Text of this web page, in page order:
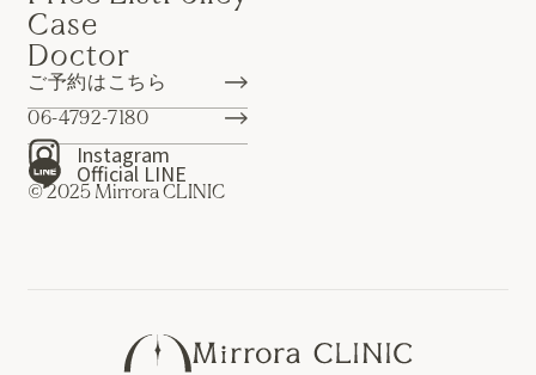
Case
Doctor
ご予約はこちら
06-4792-7180
Instagram
Official LINE
© 2025 Mirrora CLINIC